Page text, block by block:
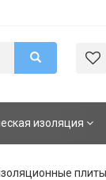
изоляция